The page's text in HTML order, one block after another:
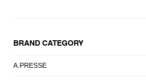
BRAND CATEGORY
A.PRESSE